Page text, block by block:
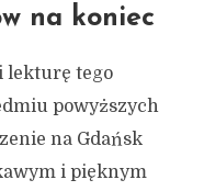
na koniec
lekturę tego
powyższych
na Gdańsk
i pięknym